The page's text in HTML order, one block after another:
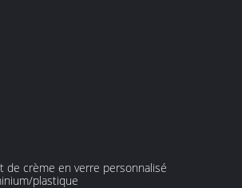
crème en verre personnalisé
plastique